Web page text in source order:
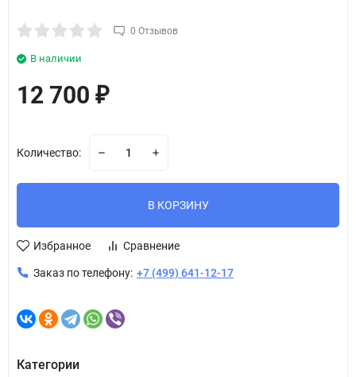
0 Отзывов
В наличии
12 700 ₽
Количество:
В КОРЗИНУ
Избранное Сравнение
Заказ по телефону: +7 (499) 641-12-17
Категории